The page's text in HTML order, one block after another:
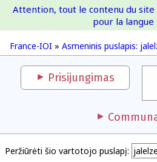
France-IOI » Asmeninis puslapis:
Attention, tout le contenu du
pour la langue
Prisijungimas
Peržiūrėti šio vartotojo puslapį: